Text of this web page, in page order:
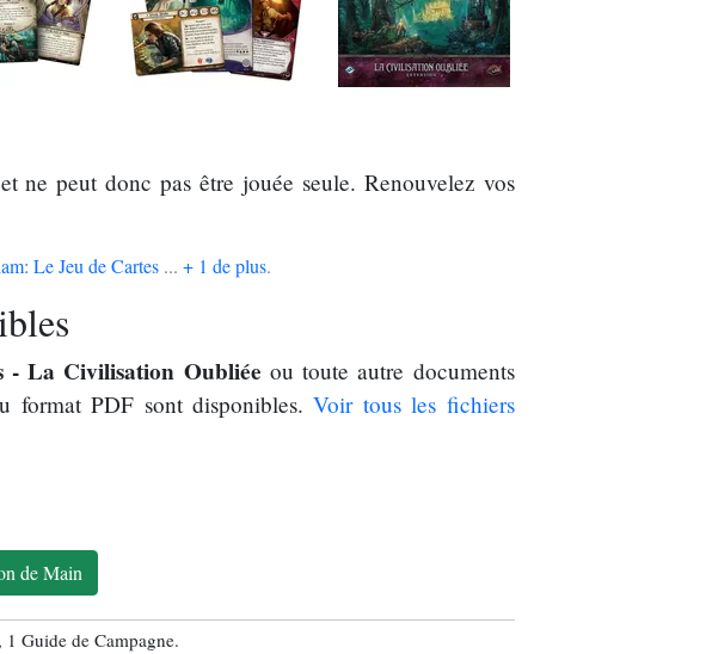
ne peut donc pas être jouée seule. Renouvelez vos
Le Jeu de Cartes ... + 1 de plus.
La Civilisation Oubliée ou toute autre documents
format PDF sont disponibles.Voir tous les fichiers
de Main
Guide de Campagne.